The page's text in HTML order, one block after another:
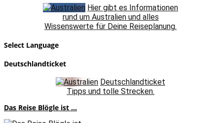
Hier gibt es Informationen
rund um Australien und alles
Wissenswerte für Deine Reiseplanung.
Select Language
Deutschlandticket
Deutschlandticket
Tipps und tolle Strecken.
Das Reise Blögle ist ...